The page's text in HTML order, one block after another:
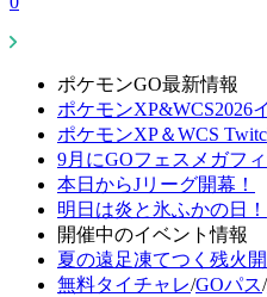
ポケモンGO最新情報
ポケモンXP&WCS2026
ポケモンXP＆WCS
9月にGOフェスメガフ
本日からJリーグ開幕！
明日は炎と氷ふかの日！
開催中のイベント情報
夏の遠足凍てつく残火開
無料タイチャレ/GOパス/